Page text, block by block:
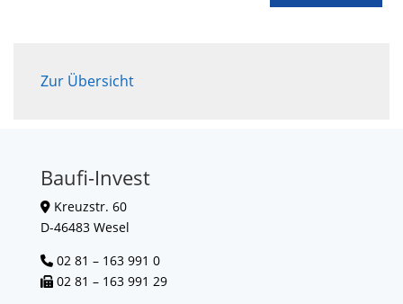
Zur Übersicht
Baufi-Invest
Kreuzstr. 60
D-46483 Wesel
02 81 – 163 991 0
02 81 – 163 991 29